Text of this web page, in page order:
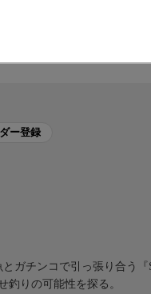
ー登録
ガチンコで引っ張り合う『
釣りの可能性を探る。